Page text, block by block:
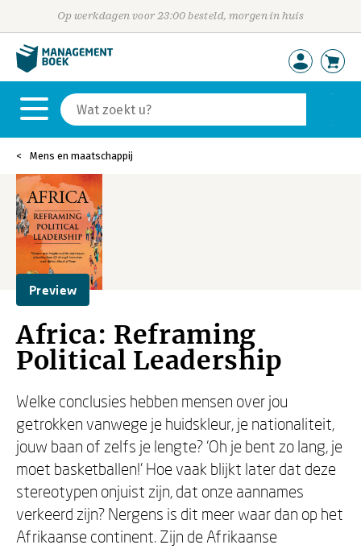
Op werkdagen voor 23:00 besteld, morgen in huis
Mens en maatschappij
Preview
Africa: Reframing
Political Leadership
Welke conclusies hebben mensen over jou
getrokken vanwege je huidskleur, je nationaliteit,
jouw baan of zelfs je lengte? ‘Oh je bent zo lang, je
moet basketballen!’ Hoe vaak blijkt later dat deze
stereotypen onjuist zijn, dat onze aannames
verkeerd zijn? Nergens is dit meer waar dan op het
Afrikaanse continent. Zijn de Afrikaanse